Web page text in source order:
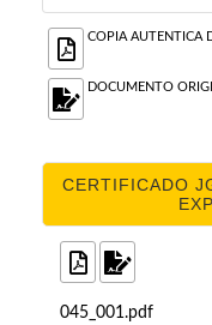
COPIA AUTENTICA
DOCUMENTO
CERTIFICADO
045_001.pdf